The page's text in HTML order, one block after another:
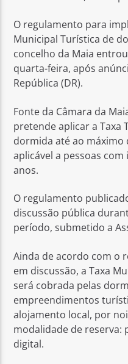
O regulamento para
Municipal Turística de
concelho da Maia
quarta-feira, após
República (DR).
Fonte da Câmara da
pretende aplicar a Taxa
dormida até ao máximo
aplicável a pessoas
anos.
O regulamento
discussão pública
período, submetido a
Ainda de acordo com o
em discussão, a Taxa
será cobrada pelas
empreendimentos
alojamento local, por
modalidade de reserva:
digital.